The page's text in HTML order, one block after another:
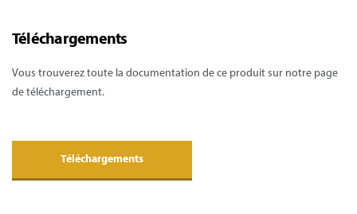
Téléchargements
Vous trouverez toute la documentation de ce produit sur notre page
de téléchargement.
Téléchargements